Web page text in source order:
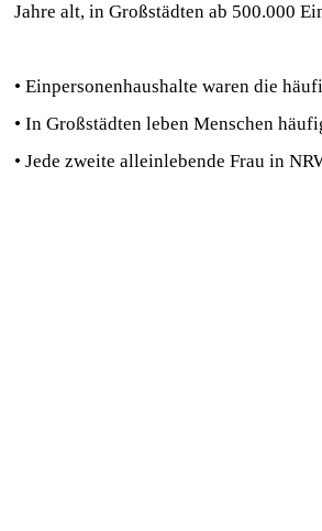
Jahre alt, in Großstädten ab 500.000
• Einpersonenhaushalte waren die
• In Großstädten leben Menschen
• Jede zweite alleinlebende Frau in